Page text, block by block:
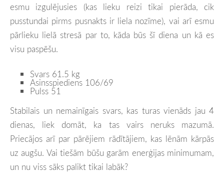
esmu izgulējusies (kas lieku reizi tikai pierāda, cik
pusstundai pirms pusnakts ir liela nozīme), vai arī esmu
pārlieku lielā stresā par to, kāda būs šī diena un kā es
visu paspēšu.
Svars 61.5 kg
Asinsspiediens 106/69
Pulss 51
Stabilais un nemainīgais svars, kas turas vienāds jau 4
dienas, liek domāt, ka tas vairs neruks mazumā.
Priecājos arī par pārējiem rādītājiem, kas lēnām kārpās
uz augšu. Vai tiešām būšu garām enerģijas minimumam,
un nu viss sāks palikt tikai labāk?